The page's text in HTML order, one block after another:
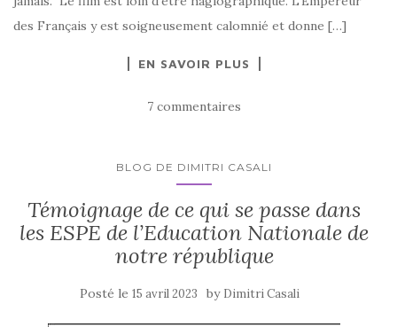
des Français y est soigneusement calomnié et donne […]
EN SAVOIR PLUS
7 commentaires
BLOG DE DIMITRI CASALI
Témoignage de ce qui se passe dans
les ESPE de l’Education Nationale de
notre république
Posté le 15 avril 2023 by Dimitri Casali